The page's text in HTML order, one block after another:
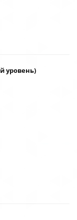
уровень)